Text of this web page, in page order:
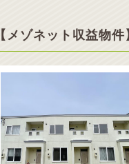
【メゾネット収益物